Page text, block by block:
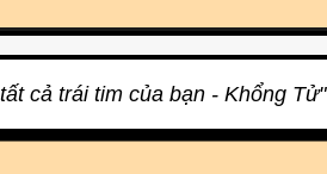
cả trái tim của bạn - Khổng Tử"